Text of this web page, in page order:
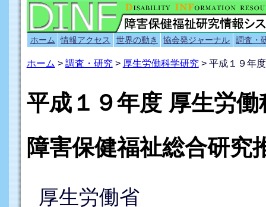
ホーム 情報アクセス 世界の動き 協会発ジャーナル 調査・
ホーム > 調査・研究 > 厚生労働科学研究 > 平成１９年
平成１９年度 厚生労
障害保健福祉総合研究
厚生労働省